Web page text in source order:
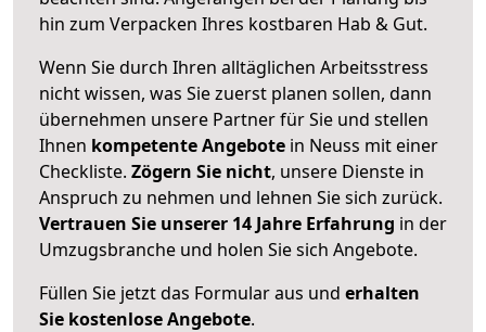
hin zum Verpacken Ihres kostbaren Hab & Gut.
Wenn Sie durch Ihren alltäglichen Arbeitsstress
nicht wissen, was Sie zuerst planen sollen, dann
übernehmen unsere Partner für Sie und stellen
Ihnen kompetente Angebote in Neuss mit einer
Checkliste. Zögern Sie nicht, unsere Dienste in
Anspruch zu nehmen und lehnen Sie sich zurück.
Vertrauen Sie unserer 14 Jahre Erfahrung in der
Umzugsbranche und holen Sie sich Angebote.
Füllen Sie jetzt das Formular aus und erhalten
Sie kostenlose Angebote.